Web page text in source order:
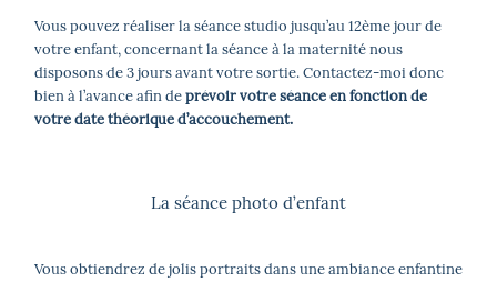
Vous pouvez réaliser la séance studio jusqu’au 12ème jour de
votre enfant, concernant la séance à la maternité nous
disposons de 3 jours avant votre sortie. Contactez-moi donc
bien à l’avance afin deprévoir votre séance en fonction de
votre date théorique d’accouchement.
La séance photo d’enfant
Vous obtiendrez de jolis portraits dans une ambiance enfantine